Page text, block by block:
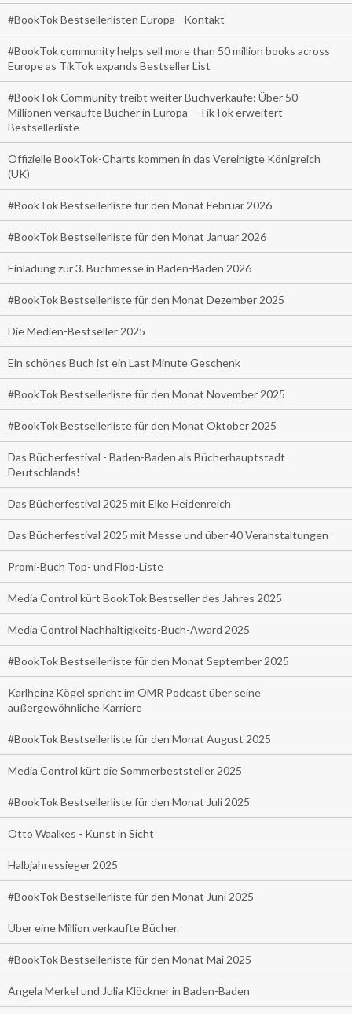
#BookTok Bestsellerlisten Europa - Kontakt
#BookTok community helps sell more than 50 million books across
Europe as TikTok expands Bestseller List
#BookTok Community treibt weiter Buchverkäufe: Über 50
Millionen verkaufte Bücher in Europa – TikTok erweitert
Bestsellerliste
Offizielle BookTok-Charts kommen in das Vereinigte Königreich
(UK)
#BookTok Bestsellerliste für den Monat Februar 2026
#BookTok Bestsellerliste für den Monat Januar 2026
Einladung zur 3. Buchmesse in Baden-Baden 2026
#BookTok Bestsellerliste für den Monat Dezember 2025
Die Medien-Bestseller 2025
Ein schönes Buch ist ein Last Minute Geschenk
#BookTok Bestsellerliste für den Monat November 2025
#BookTok Bestsellerliste für den Monat Oktober 2025
Das Bücherfestival - Baden-Baden als Bücherhauptstadt
Deutschlands!
Das Bücherfestival 2025 mit Elke Heidenreich
Das Bücherfestival 2025 mit Messe und über 40 Veranstaltungen
Promi-Buch Top- und Flop-Liste
Media Control kürt BookTok Bestseller des Jahres 2025
Media Control Nachhaltigkeits-Buch-Award 2025
#BookTok Bestsellerliste für den Monat September 2025
Karlheinz Kögel spricht im OMR Podcast über seine
außergewöhnliche Karriere
#BookTok Bestsellerliste für den Monat August 2025
Media Control kürt die Sommerbeststeller 2025
#BookTok Bestsellerliste für den Monat Juli 2025
Otto Waalkes - Kunst in Sicht
Halbjahressieger 2025
#BookTok Bestsellerliste für den Monat Juni 2025
Über eine Million verkaufte Bücher.
#BookTok Bestsellerliste für den Monat Mai 2025
Angela Merkel und Julia Klöckner in Baden-Baden